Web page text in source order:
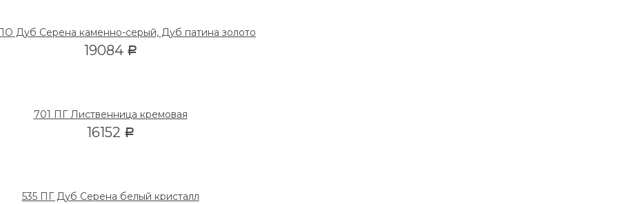
Дуб Серена каменно-серый, Дуб патина золото
19084 Р
701 ПГ Лиственница кремовая
16152 Р
535 ПГ Дуб Серена белый кристалл